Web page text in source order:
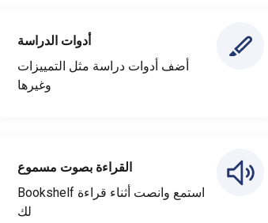
أدوات الدراسة
أضف أدوات دراسة مثل التمييزات
وغيرها
القراءة بصوت مسموع
استمع وانصت أثناء قراءة Bookshelf
لك